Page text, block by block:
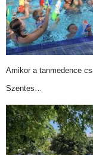
Amikor a tanmedence
Szentes…